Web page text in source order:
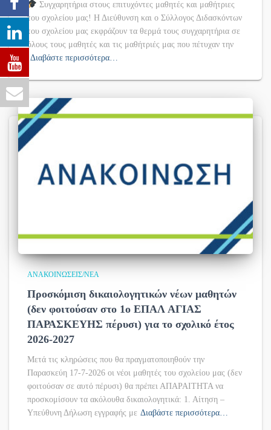
Συγχαρητήρια στους επιτυχόντες μαθητές και μαθήτριες
του σχολείου μας! Η Διεύθυνση και ο Σύλλογος Διδασκόντων
του σχολείου μας εκφράζουν τα θερμά τους συγχαρητήρια σε
όλους τους μαθητές και τις μαθήτριές μας που πέτυχαν την
Διαβάστε περισσότερα…
ΑΝΑΚΟΙΝΏΣΕΙΣ/ΝΈΑ
Προσκόμιση δικαιολογητικών νέων μαθητών
(δεν φοιτούσαν στο 1ο ΕΠΑΛ ΑΓΙΑΣ
ΠΑΡΑΣΚΕΥΗΣ πέρυσι) για το σχολικό έτος
2026-2027
Μετά τις κληρώσεις που θα πραγματοποιηθούν την
Παρασκεύη 17-7-2026 οι νέοι μαθητές του σχολείου μας (δεν
φοιτούσαν σε αυτό πέρυσι) θα πρέπει ΑΠΑΡΑΙΤΗΤΑ να
προσκομίσουν τα ακόλουθα δικαιολογητικά: 1. Αίτηση –
Υπεύθυνη Δήλωση εγγραφής με Διαβάστε περισσότερα…